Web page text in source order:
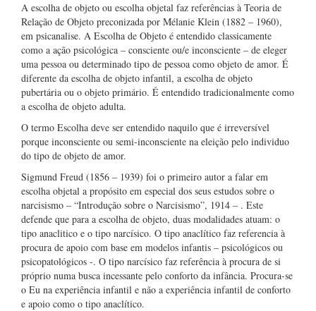
A escolha de objeto ou escolha objetal faz referências à Teoria de
Relação de Objeto preconizada por Mélanie Klein (1882 – 1960),
em psicanalise. A Escolha de Objeto é entendido classicamente
como a ação psicológica – consciente ou/e inconsciente – de eleger
uma pessoa ou determinado tipo de pessoa como objeto de amor. É
diferente da escolha de objeto infantil, a escolha de objeto
pubertária ou o objeto primário. É entendido tradicionalmente como
a escolha de objeto adulta.
O termo Escolha deve ser entendido naquilo que é irreversível
porque inconsciente ou semi-inconsciente na eleição pelo individuo
do tipo de objeto de amor.
Sigmund Freud (1856 – 1939) foi o primeiro autor a falar em
escolha objetal a propósito em especial dos seus estudos sobre o
narcisismo – “Introdução sobre o Narcisismo”, 1914 – . Este
defende que para a escolha de objeto, duas modalidades atuam: o
tipo anaclitico e o tipo narcísico. O tipo anaclítico faz referencia à
procura de apoio com base em modelos infantis – psicológicos ou
psicopatológicos -. O tipo narcísico faz referência à procura de si
próprio numa busca incessante pelo conforto da infância. Procura-se
o Eu na experiência infantil e não a experiência infantil de conforto
e apoio como o tipo anaclítico.